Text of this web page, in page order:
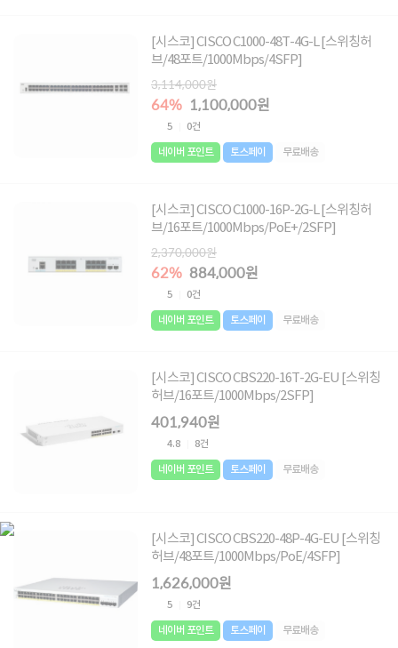
[시스코] CISCO C1000-48T-4G-L [스위칭허
브/48포트/1000Mbps/4SFP]
3,114,000원
64% 1,100,000원
5 0건
네이버 포인트 토스페이 무료배송
[시스코] CISCO C1000-16P-2G-L [스위칭허
브/16포트/1000Mbps/PoE+/2SFP]
2,370,000원
62% 884,000원
5 0건
네이버 포인트 토스페이 무료배송
[시스코] CISCO CBS220-16T-2G-EU [스위칭
허브/16포트/1000Mbps/2SFP]
401,940원
4.8 8건
네이버 포인트 토스페이 무료배송
[시스코] CISCO CBS220-48P-4G-EU [스위칭
허브/48포트/1000Mbps/PoE/4SFP]
1,626,000원
5 9건
네이버 포인트 토스페이 무료배송